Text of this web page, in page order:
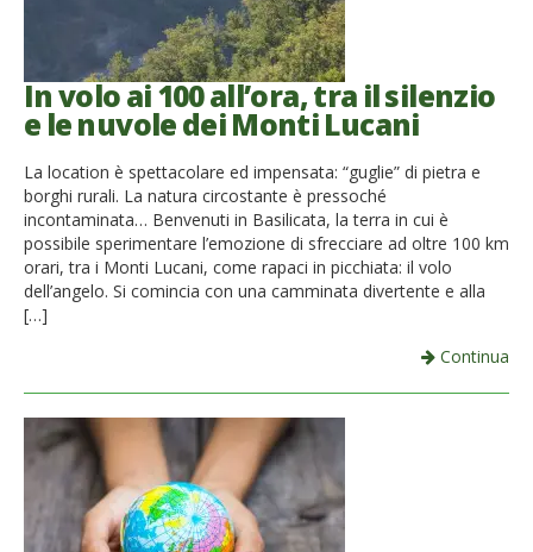
In volo ai 100 all’ora, tra il silenzio
e le nuvole dei Monti Lucani
La location è spettacolare ed impensata: “guglie” di pietra e
borghi rurali. La natura circostante è pressoché
incontaminata… Benvenuti in Basilicata, la terra in cui è
possibile sperimentare l’emozione di sfrecciare ad oltre 100 km
orari, tra i Monti Lucani, come rapaci in picchiata: il volo
dell’angelo. Si comincia con una camminata divertente e alla
[…]
Continua